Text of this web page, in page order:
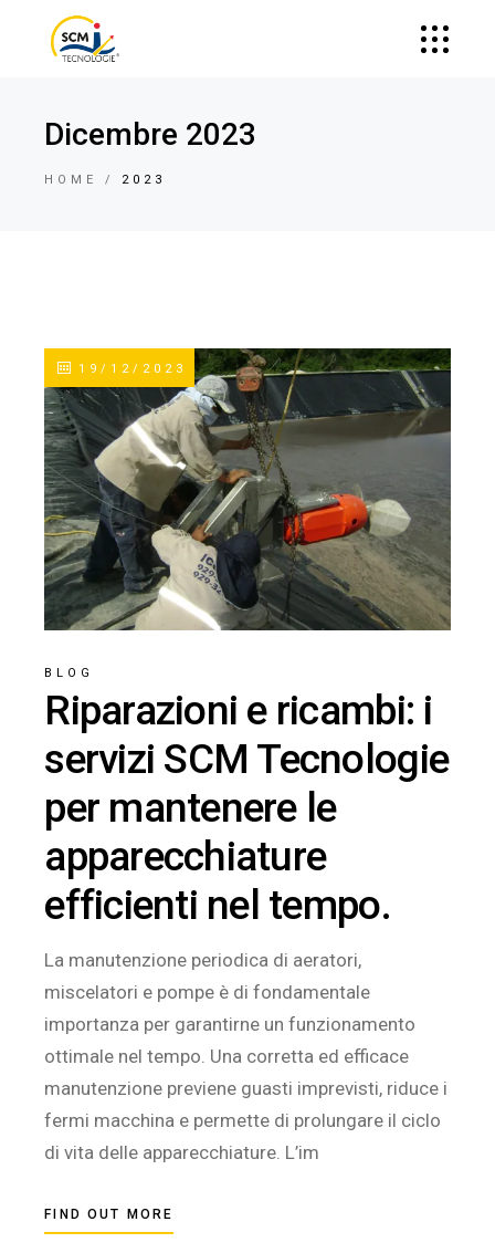
Dicembre 2023
HOME 2023
19/12/2023
BLOG
Riparazioni e ricambi: i
servizi SCM Tecnologie
per mantenere le
apparecchiature
efficienti nel tempo.
La manutenzione periodica di aeratori,
miscelatori e pompe è di fondamentale
importanza per garantirne un funzionamento
ottimale nel tempo. Una corretta ed efficace
manutenzione previene guasti imprevisti, riduce i
fermi macchina e permette di prolungare il ciclo
di vita delle apparecchiature. L’im
FIND OUT MORE